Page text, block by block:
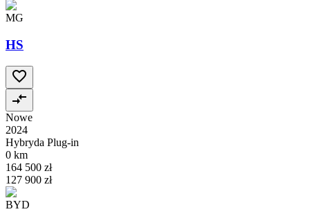
MG
HS
Nowe
2024
Hybryda Plug-in
0 km
164 500 zł
127 900 zł
BYD